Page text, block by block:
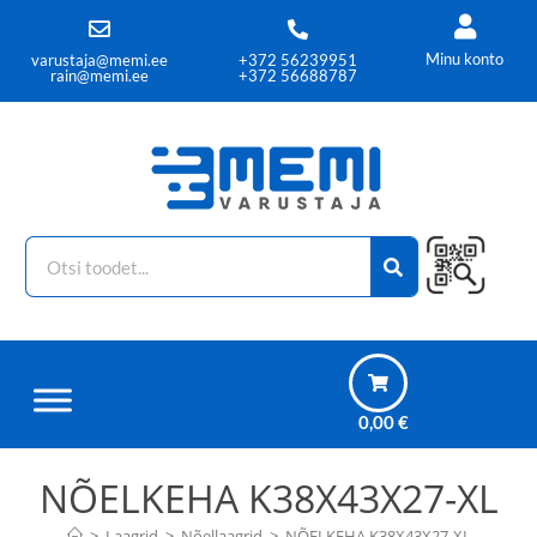
varustaja@memi.ee
rain@memi.ee
+372 56239951
+372 56688787
Minu konto
0,00€
NÕELKEHA K38X43X27-XL